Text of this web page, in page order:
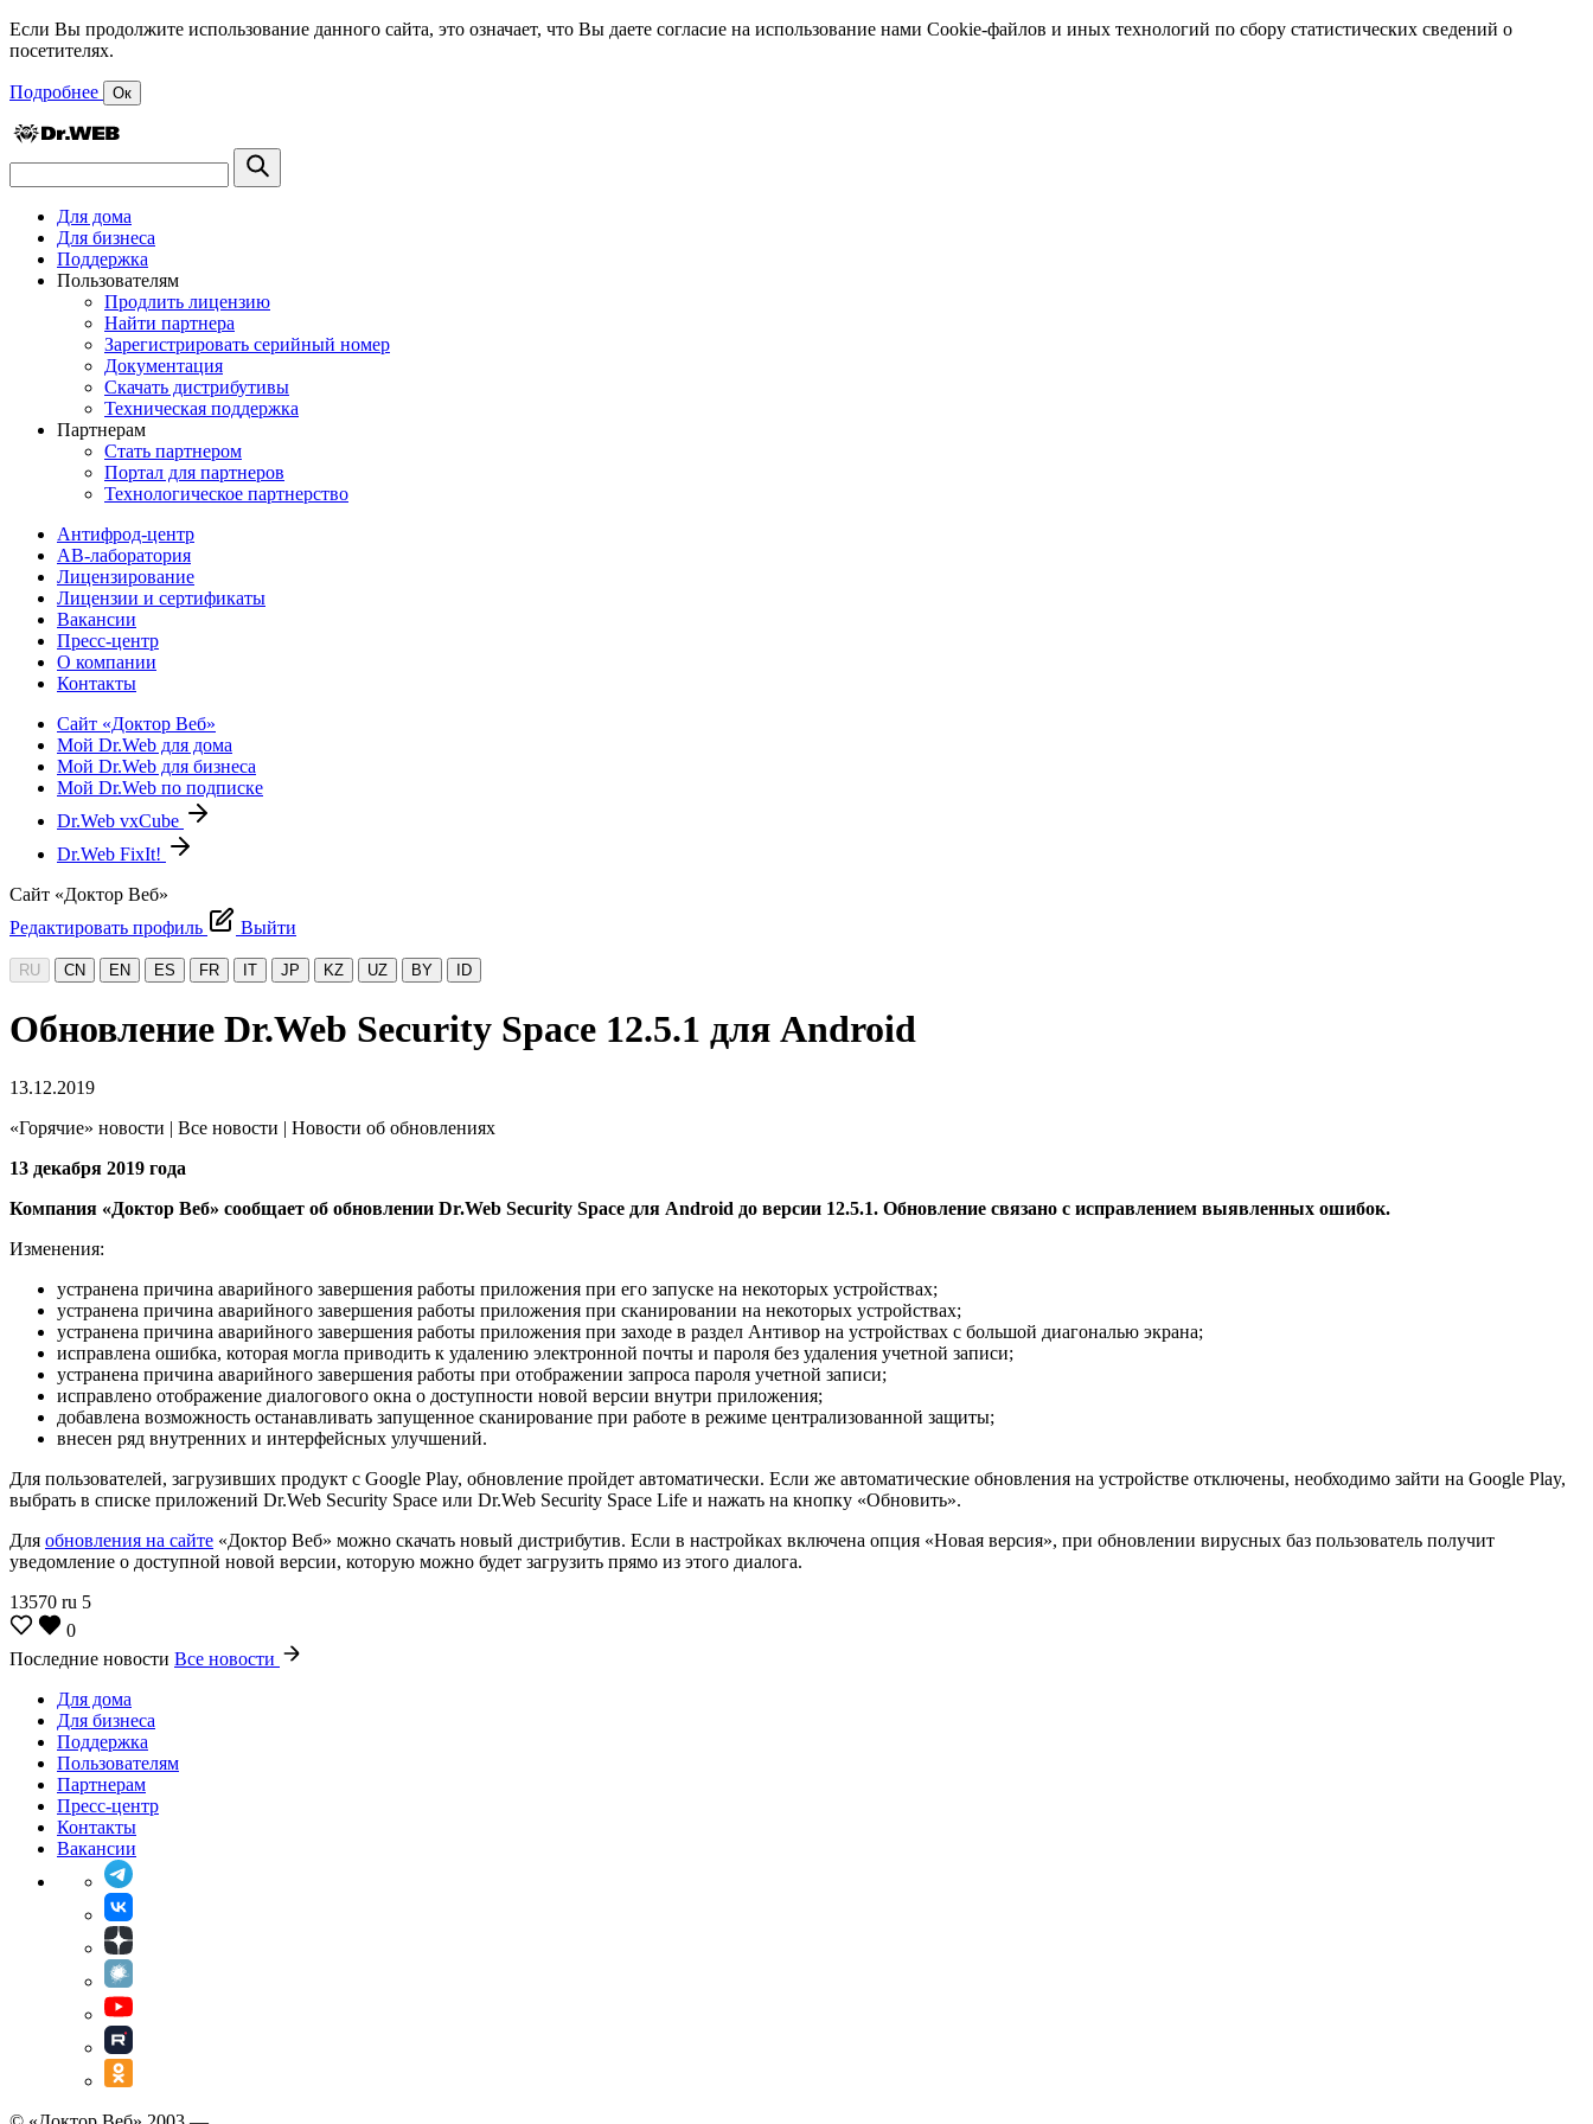
Если Вы продолжите использование данного сайта, это означает, что Вы даете согласие на использование нами Cookie-файлов и иных технологий по сбору статистических сведений о
посетителях.
Подробнее Ок
Для дома
Для бизнеса
Поддержка
Пользователям
Продлить лицензию
Найти партнера
Зарегистрировать серийный номер
Документация
Скачать дистрибутивы
Техническая поддержка
Партнерам
Стать партнером
Портал для партнеров
Технологическое партнерство
Антифрод-центр
АВ-лаборатория
Лицензирование
Лицензии и сертификаты
Вакансии
Пресс-центр
О компании
Контакты
Сайт «Доктор Веб»
Мой Dr.Web для дома
Мой Dr.Web для бизнеса
Мой Dr.Web по подписке
Dr.Web vxCube
Dr.Web FixIt!
Сайт «Доктор Веб»
Редактировать профиль
Выйти
RU CN EN ES FR IT JP KZ UZ BY ID
Обновление Dr.Web Security Space 12.5.1 для Android
13.12.2019
«Горячие» новости | Все новости | Новости об обновлениях
13 декабря 2019 года
Компания «Доктор Веб» сообщает об обновлении Dr.Web Security Space для Android до версии 12.5.1. Обновление связано с исправлением выявленных ошибок.
Изменения:
устранена причина аварийного завершения работы приложения при его запуске на некоторых устройствах;
устранена причина аварийного завершения работы приложения при сканировании на некоторых устройствах;
устранена причина аварийного завершения работы приложения при заходе в раздел Антивор на устройствах с большой диагональю экрана;
исправлена ошибка, которая могла приводить к удалению электронной почты и пароля без удаления учетной записи;
устранена причина аварийного завершения работы при отображении запроса пароля учетной записи;
исправлено отображение диалогового окна о доступности новой версии внутри приложения;
добавлена возможность останавливать запущенное сканирование при работе в режиме централизованной защиты;
внесен ряд внутренних и интерфейсных улучшений.
Для пользователей, загрузивших продукт с Google Play, обновление пройдет автоматически. Если же автоматические обновления на устройстве отключены, необходимо зайти на Google Play,
выбрать в списке приложений Dr.Web Security Space или Dr.Web Security Space Life и нажать на кнопку «Обновить».
Для обновления на сайте «Доктор Веб» можно скачать новый дистрибутив. Если в настройках включена опция «Новая версия», при обновлении вирусных баз пользователь получит
уведомление о доступной новой версии, которую можно будет загрузить прямо из этого диалога.
13570 ru 5
0
Последние новости Все новости
Для дома
Для бизнеса
Поддержка
Пользователям
Партнерам
Пресс-центр
Контакты
Вакансии